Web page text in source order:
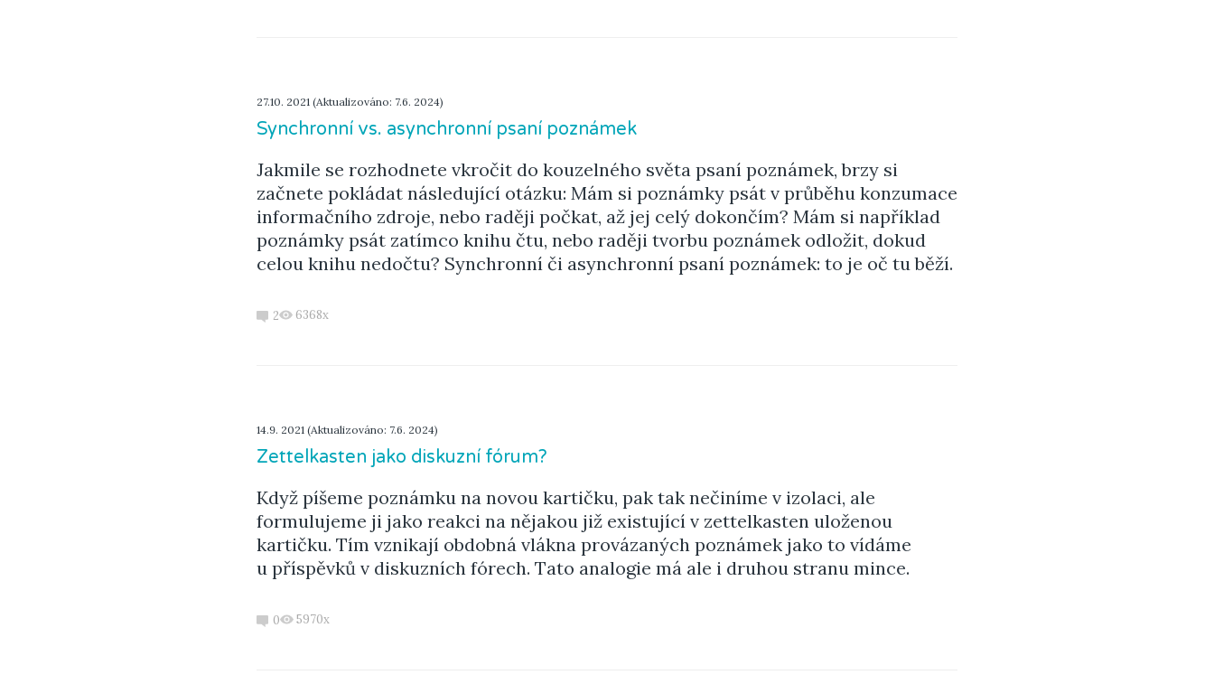
27.10. 2021 (Aktualizováno: 7.6. 2024)
Synchronní vs. asynchronní psaní poznámek
Jakmile se rozhodnete vkročit do kouzelného světa psaní poznámek, brzy si
začnete pokládat následující otázku: Mám si poznámky psát v průběhu konzumace
informačního zdroje, nebo raději počkat, až jej celý dokončím? Mám si například
poznámky psát zatímco knihu čtu, nebo raději tvorbu poznámek odložit, dokud
celou knihu nedočtu? Synchronní či asynchronní psaní poznámek: to je oč tu běží.
2 6368x
14.9. 2021 (Aktualizováno: 7.6. 2024)
Zettelkasten jako diskuzní fórum?
Když píšeme poznámku na novou kartičku, pak tak nečiníme v izolaci, ale
formulujeme ji jako reakci na nějakou již existující v zettelkasten uloženou
kartičku. Tím vznikají obdobná vlákna provázaných poznámek jako to vídáme
u příspěvků v diskuzních fórech. Tato analogie má ale i druhou stranu mince.
0 5970x